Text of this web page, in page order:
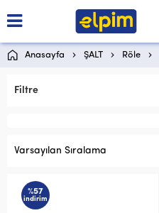
Anasayfa ŞALT Röle
Filtre
Varsayılan Sıralama
%57
indirim